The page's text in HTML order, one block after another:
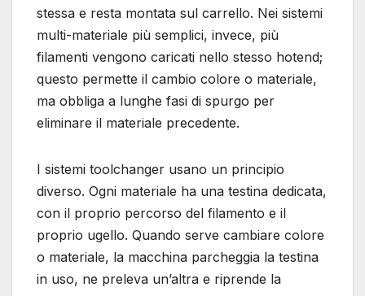
stessa e resta montata sul carrello. Nei sistemi
multi-materiale più semplici, invece, più
filamenti vengono caricati nello stesso hotend;
questo permette il cambio colore o materiale,
ma obbliga a lunghe fasi di spurgo per
eliminare il materiale precedente.
I sistemi toolchanger usano un principio
diverso. Ogni materiale ha una testina dedicata,
con il proprio percorso del filamento e il
proprio ugello. Quando serve cambiare colore
o materiale, la macchina parcheggia la testina
in uso, ne preleva un’altra e riprende la